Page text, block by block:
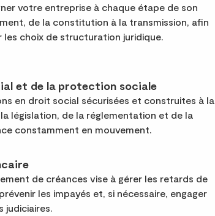
votre entreprise à chaque étape de son
de la constitution à la transmission, afin
les choix de structuration juridique.
et de la protection sociale
en droit social sécurisées et construites à la
législation, de la réglementation et de la
constamment en mouvement.
de créances vise à gérer les retards de
les impayés et, si nécessaire, engager
judiciaires.